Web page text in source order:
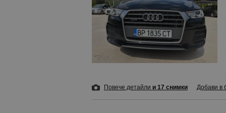
Повече детайли и 17 снимки Добави в